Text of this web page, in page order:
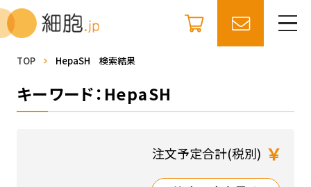
TOP HepaSH 検索結果
キーワード：HepaSH
注文予定合計(税別) ￥